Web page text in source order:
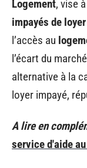
Logement, vise
impayés de loyer
l’accès au
l’écart du
alternative à la
loyer impayé,
A lire en
service d'aide